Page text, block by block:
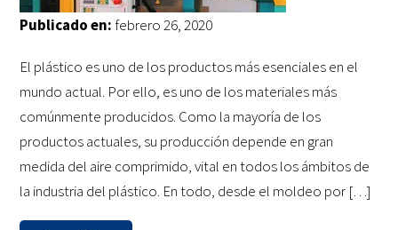
Publicado en: febrero 26, 2020
El plástico es uno de los productos más esenciales en el
mundo actual. Por ello, es uno de los materiales más
comúnmente producidos. Como la mayoría de los
productos actuales, su producción depende en gran
medida del aire comprimido, vital en todos los ámbitos de
la industria del plástico. En todo, desde el moldeo por […]